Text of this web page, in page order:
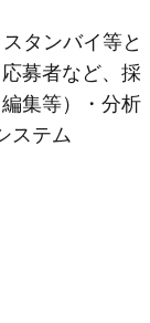
タンバイ等と
募者など、採
集等）・分析
ステム